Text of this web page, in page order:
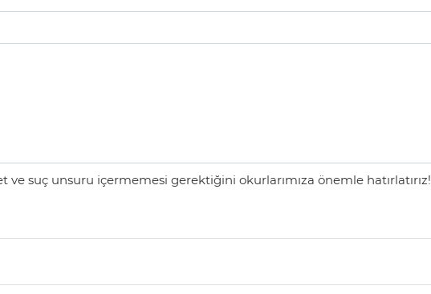
suç unsuru içermemesi gerektiğini okurlarımıza önemle hatırlatırız!